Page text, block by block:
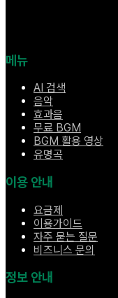
메뉴
AI 검색
음악
효과음
무료 BGM
BGM 활용 영상
유명곡
이용 안내
요금제
이용가이드
자주 묻는 질문
비즈니스 문의
정보 안내